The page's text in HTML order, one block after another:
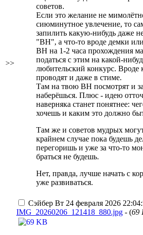
>>
советов.
Если это желание не
сиюминутное увлечение, то
запилить какую-нибудь даже
"ВН", а что-то вроде демки
ВН на 1-2 часа прохождения
податься с этим на какой-
любительский конкурс. Вроде
проводят и даже в стиме.
Там на твою ВН посмотрят и
наберёшься. Плюс - идею
наверняка станет понятнее:
хочешь и каким это должно
Там же и советов мудрых
крайнем случае пока будешь
перегоришь и уже за что-то
браться не будешь.
Нет, правда, лучше начать с
уже развиваться.
Сэйбер Вт 24 февраля 2026
IMG_20260206_121418_880.jpg - (69